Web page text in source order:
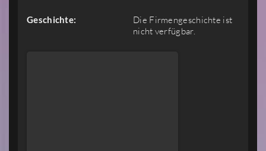
Geschichte:
Die Firmengeschichte ist
nicht verfügbar.